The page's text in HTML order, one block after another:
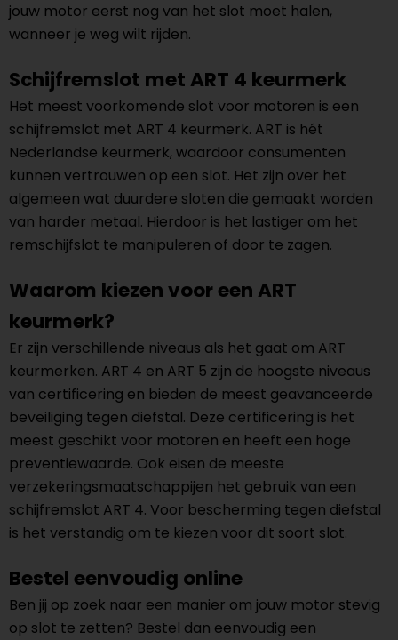
jouw motor eerst nog van het slot moet halen,
wanneer je weg wilt rijden.
Schijfremslot met ART 4 keurmerk
Het meest voorkomende slot voor motoren is een
schijfremslot met ART 4 keurmerk. ART is hét
Nederlandse keurmerk, waardoor consumenten
kunnen vertrouwen op een slot. Het zijn over het
algemeen wat duurdere sloten die gemaakt worden
van harder metaal. Hierdoor is het lastiger om het
remschijfslot te manipuleren of door te zagen.
Waarom kiezen voor een ART
keurmerk?
Er zijn verschillende niveaus als het gaat om ART
keurmerken. ART 4 en ART 5 zijn de hoogste niveaus
van certificering en bieden de meest geavanceerde
beveiliging tegen diefstal. Deze certificering is het
meest geschikt voor motoren en heeft een hoge
preventiewaarde. Ook eisen de meeste
verzekeringsmaatschappijen het gebruik van een
schijfremslot ART 4. Voor bescherming tegen diefstal
is het verstandig om te kiezen voor dit soort slot.
Bestel eenvoudig online
Ben jij op zoek naar een manier om jouw motor stevig
op slot te zetten? Bestel dan eenvoudig een